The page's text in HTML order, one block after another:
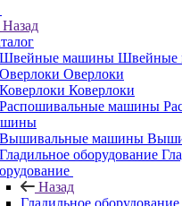
Назад
Швейные
Оверлоки
Коверлоки
Назад
Гладильное оборудование